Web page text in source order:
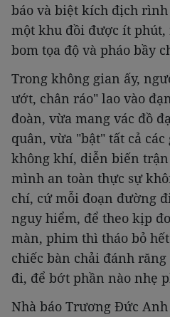
báo và biệt kích địch
một khu đồi được ít
bom tọa độ và pháo bầy
Trong không gian ấy,
ướt, chân ráo" lao vào
đoàn, vừa mang vác đồ
quân, vừa "bật" tất cả
không khí, diễn biến
mình an toàn thực sự
chí, cứ mỗi đoạn đường
nguy hiểm, để theo kịp
màn, phim thì tháo bỏ
chiếc bàn chải đánh
đi, để bớt phần nào nhẹ
Nhà báo Trương Đức